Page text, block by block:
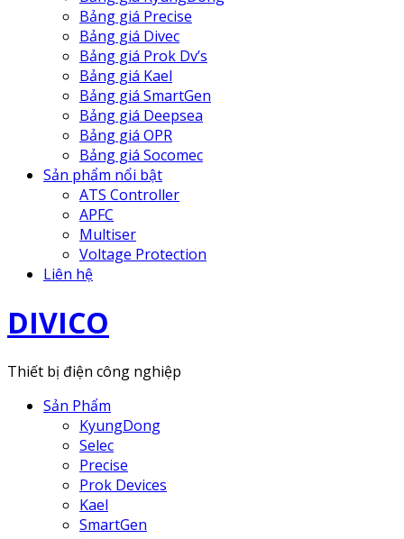
Bảng giá Precise
Bảng giá Divec
Bảng giá Prok Dv’s
Bảng giá Kael
Bảng giá SmartGen
Bảng giá Deepsea
Bảng giá OPR
Bảng giá Socomec
Sản phẩm nổi bật
ATS Controller
APFC
Multiser
Voltage Protection
Liên hệ
DIVICO
Thiết bị điện công nghiệp
Sản Phẩm
KyungDong
Selec
Precise
Prok Devices
Kael
SmartGen